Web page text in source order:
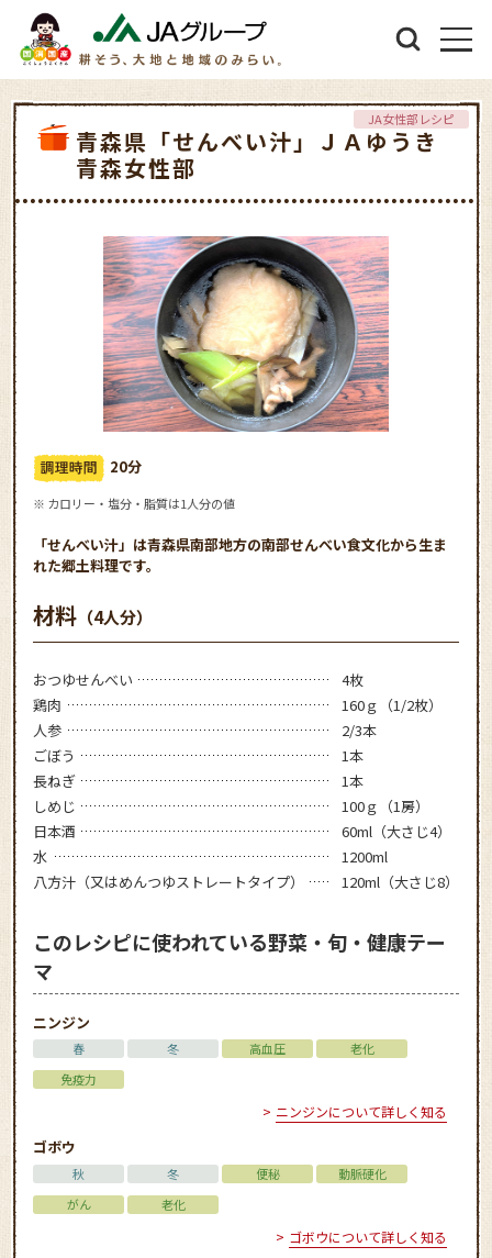
青森県「せんべい汁」ＪＡゆうき
青森女性部
JA女性部レシピ
20分
※ カロリー・塩分・脂質は1人分の値
「せんべい汁」は青森県南部地方の南部せんべい食文化から生ま
れた郷土料理です。
材料 （4人分）
おつゆせんべい
4枚
鶏肉
160ｇ（1/2枚）
人参
2/3本
ごぼう
1本
長ねぎ
1本
しめじ
100ｇ（1房）
日本酒
60ml（大さじ4）
水
1200ml
八方汁（又はめんつゆストレートタイプ）
120ml（大さじ8）
このレシピに使われている野菜・旬・健康テー
マ
ニンジン
春 冬 高血圧
老化
免疫力
ニンジンについて詳しく知る
ゴボウ
秋 冬 便秘
動脈硬化
がん
老化
ゴボウについて詳しく知る